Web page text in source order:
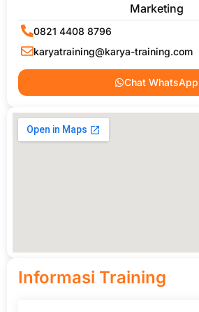
Marketing
0821 4408 8796
karyatraining@karya-training.com
Chat WhatsApp
Informasi Training